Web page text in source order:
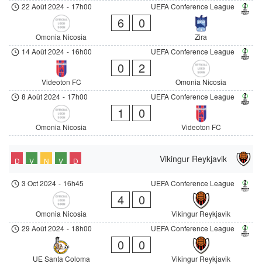
UEFA Conference League
22 Août 2024 - 17h00
Omonia Nicosia
6 0
Zira
UEFA Conference League
14 Août 2024 - 16h00
Videoton FC
0 2
Omonia Nicosia
UEFA Conference League
8 Août 2024 - 17h00
Omonia Nicosia
1 0
Videoton FC
Vikingur Reykjavik
D V N V D
UEFA Conference League
3 Oct 2024 - 16h45
Omonia Nicosia
4 0
Vikingur Reykjavik
UEFA Conference League
29 Août 2024 - 18h00
UE Santa Coloma
0 0
Vikingur Reykjavik